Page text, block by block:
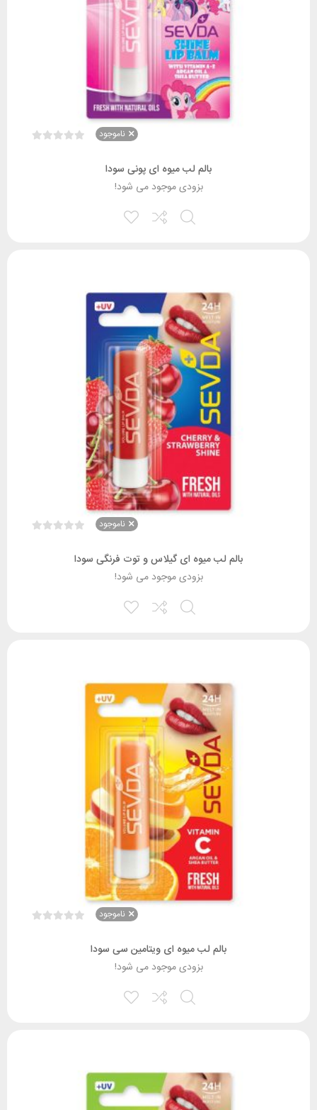
ناموجود
بالم لب میوه ای پونی سودا
بزودی موجود می شود!
ناموجود
بالم لب میوه ای گیلاس و توت فرنگی سودا
بزودی موجود می شود!
ناموجود
بالم لب میوه ای ویتامین سی سودا
بزودی موجود می شود!